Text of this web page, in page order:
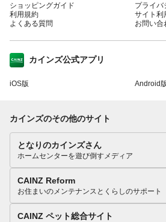
ショッピングガイド
利用規約
よくある質問
プライバ
サイト利
お問い合
カインズ公式アプリ
iOS版 Android
カインズのその他のサイト
となりのカインズさん
ホームセンターを遊び倒すメディア
CAINZ Reform
お住まいのメンテナンスとくらしのサポート
CAINZ ペット総合サイト